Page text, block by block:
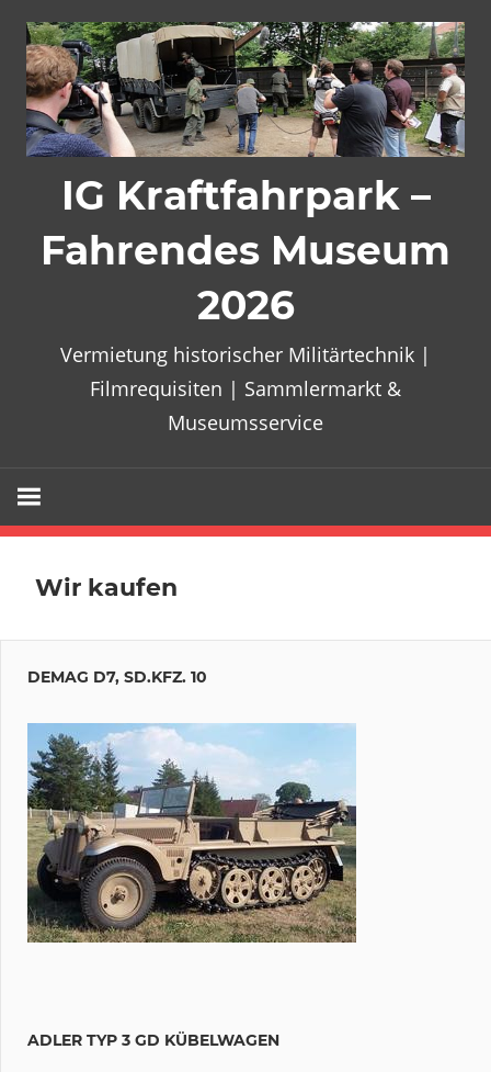
Inhalt
springen
IG Kraftfahrpark –
Fahrendes Museum
2026
Vermietung historischer Militärtechnik |
Filmrequisiten | Sammlermarkt &
Museumsservice
Wir kaufen
DEMAG D7, SD.KFZ. 10
ADLER TYP 3 GD KÜBELWAGEN